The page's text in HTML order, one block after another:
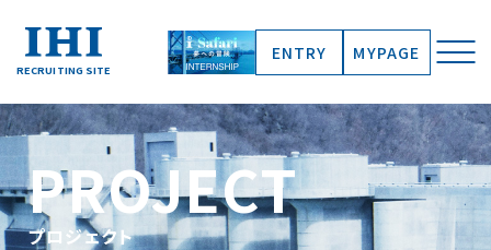
RECRUITINGSITE
ENTRY MYPAGE
PROJECT
プロジェクト